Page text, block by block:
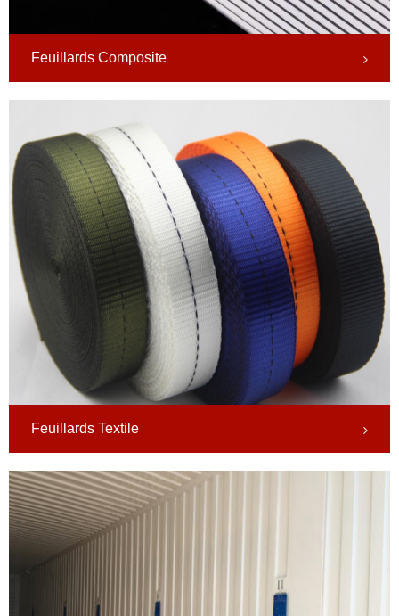
Feuillards Composite
Feuillards Textile